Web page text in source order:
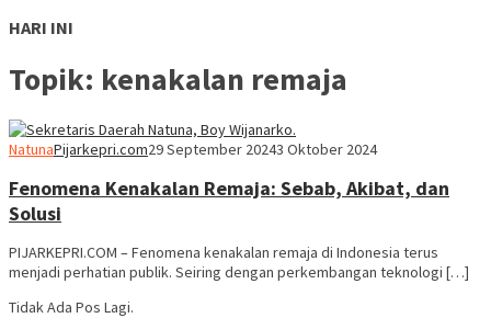
HARI INI
Topik: kenakalan remaja
NatunaPijarkepri.com29 September 20243 Oktober 2024
Fenomena Kenakalan Remaja: Sebab, Akibat, dan
Solusi
PIJARKEPRI.COM – Fenomena kenakalan remaja di Indonesia terus
menjadi perhatian publik. Seiring dengan perkembangan teknologi […]
Tidak Ada Pos Lagi.